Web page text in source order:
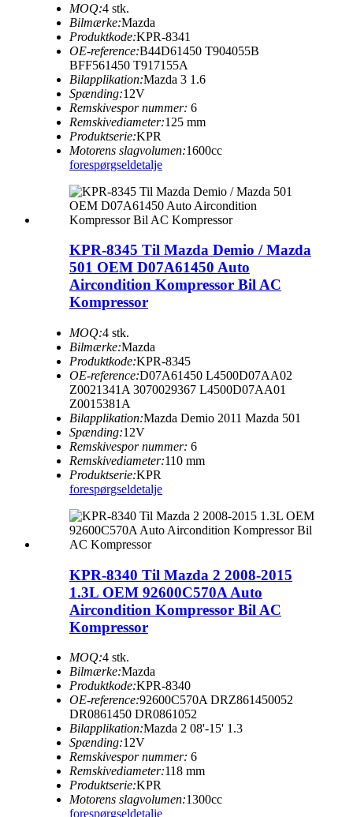
MOQ:4 stk.
Bilmærke:Mazda
Produktkode:KPR-8341
OE-reference:B44D61450 T904055B
BFF561450 T917155A
Bilapplikation:Mazda 3 1.6
Spænding:12V
Remskivespor nummer: 6
Remskivediameter:125 mm
Produktserie:KPR
Motorens slagvolumen:1600cc
forespørgseldetalje
KPR-8345 Til Mazda Demio / Mazda
501 OEM D07A61450 Auto
Aircondition Kompressor Bil AC
Kompressor
MOQ:4 stk.
Bilmærke:Mazda
Produktkode:KPR-8345
OE-reference:D07A61450 L4500D07AA02
Z0021341A 3070029367 L4500D07AA01
Z0015381A
Bilapplikation:Mazda Demio 2011 Mazda 501
Spænding:12V
Remskivespor nummer: 6
Remskivediameter:110 mm
Produktserie:KPR
forespørgseldetalje
KPR-8340 Til Mazda 2 2008-2015
1.3L OEM 92600C570A Auto
Aircondition Kompressor Bil AC
Kompressor
MOQ:4 stk.
Bilmærke:Mazda
Produktkode:KPR-8340
OE-reference:92600C570A DRZ861450052
DR0861450 DR0861052
Bilapplikation:Mazda 2 08'-15' 1.3
Spænding:12V
Remskivespor nummer: 6
Remskivediameter:118 mm
Produktserie:KPR
Motorens slagvolumen:1300cc
forespørgseldetalje